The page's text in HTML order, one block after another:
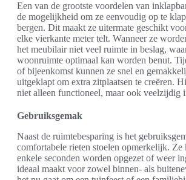
Een van de grootste voordelen van
de mogelijkheid om ze eenvoudig op te
bergen. Dit maakt ze uitermate geschikt
elke vierkante meter telt. Wanneer ze
het meubilair niet veel ruimte in beslag,
woonruimte optimaal kan worden benut.
of bijeenkomst kunnen ze snel en
uitgeklapt om extra zitplaatsen te creëren.
niet alleen functioneel, maar ook veelzijdig
Gebruiksgemak
Naast de ruimtebesparing is het
comfortabele rieten stoelen opmerkelijk. Ze
enkele seconden worden opgezet of weer
ideaal maakt voor zowel binnen- als